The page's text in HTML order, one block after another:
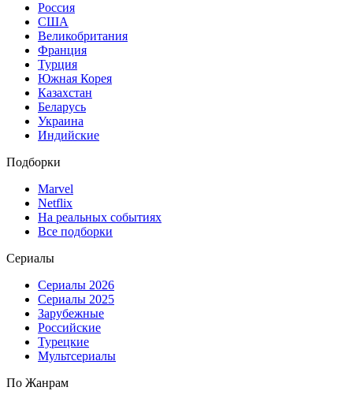
Россия
США
Великобритания
Франция
Турция
Южная Корея
Казахстан
Беларусь
Украина
Индийские
Подборки
Marvel
Netflix
На реальных событиях
Все подборки
Сериалы
Сериалы 2026
Сериалы 2025
Зарубежные
Российские
Турецкие
Мультсериалы
По Жанрам